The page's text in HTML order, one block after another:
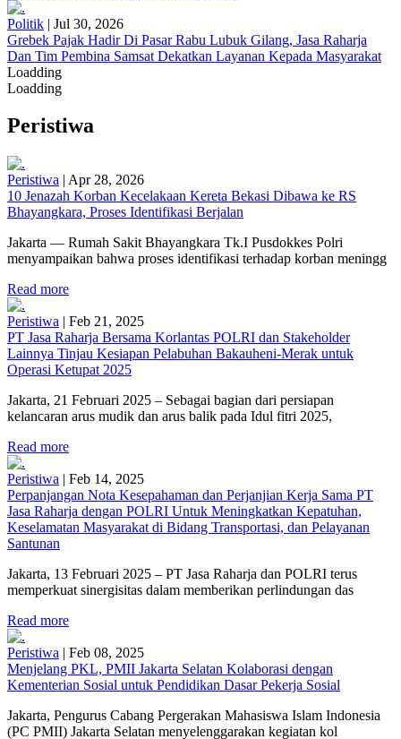
Politik | Jul 30, 2026
Grebek Pajak Hadir Di Pasar Rabu Lubuk Gilang, Jasa Raharja
Dan Tim Pembina Samsat Dekatkan Layanan Kepada Masyarakat
Loadding
Loadding
Peristiwa
Peristiwa | Apr 28, 2026
10 Jenazah Korban Kecelakaan Kereta Bekasi Dibawa ke RS
Bhayangkara, Proses Identifikasi Berjalan
Jakarta — Rumah Sakit Bhayangkara Tk.I Pusdokkes Polri
menyampaikan bahwa proses identifikasi terhadap korban meningg
Read more
Peristiwa | Feb 21, 2025
PT Jasa Raharja Bersama Korlantas POLRI dan Stakeholder
Lainnya Tinjau Kesiapan Pelabuhan Bakauheni-Merak untuk
Operasi Ketupat 2025
Jakarta, 21 Februari 2025 – Sebagai bagian dari persiapan
kelancaran arus mudik dan arus balik pada Idul fitri 2025,
Read more
Peristiwa | Feb 14, 2025
Perpanjangan Nota Kesepahaman dan Perjanjian Kerja Sama PT
Jasa Raharja dengan POLRI Untuk Meningkatkan Kepatuhan,
Keselamatan Masyarakat di Bidang Transportasi, dan Pelayanan
Santunan
Jakarta, 13 Februari 2025 – PT Jasa Raharja dan POLRI terus
memperkuat sinergisitas dalam memberikan perlindungan das
Read more
Peristiwa | Feb 08, 2025
Menjelang PKL, PMII Jakarta Selatan Kolaborasi dengan
Kementerian Sosial untuk Pendidikan Dasar Pekerja Sosial
Jakarta, Pengurus Cabang Pergerakan Mahasiswa Islam Indonesia
(PC PMII) Jakarta Selatan menyelenggarakan kegiatan kol